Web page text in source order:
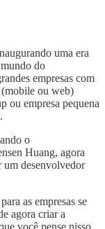
uma era
do
empresas com
ou web)
ou empresa pequena
o
Huang, agora
um desenvolvedor
as empresas se
agora criar a